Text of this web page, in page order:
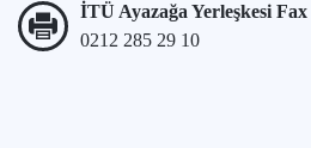
İTÜ Ayazağa Yerleşkesi Fax
0212 285 29 10